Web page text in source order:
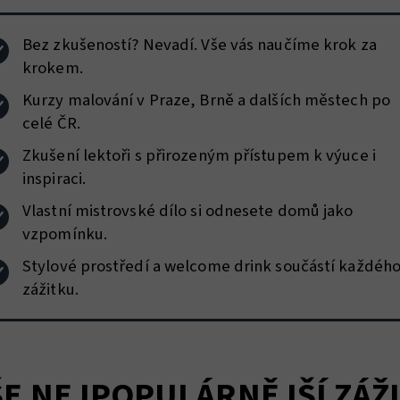
Bez zkušeností? Nevadí. Vše vás naučíme krok za
krokem.
Kurzy malování v Praze, Brně a dalších městech po
celé ČR.
Zkušení lektoři s přirozeným přístupem k výuce i
inspiraci.
Vlastní mistrovské dílo si odnesete domů jako
vzpomínku.
Stylové prostředí a welcome drink součástí každého
zážitku.